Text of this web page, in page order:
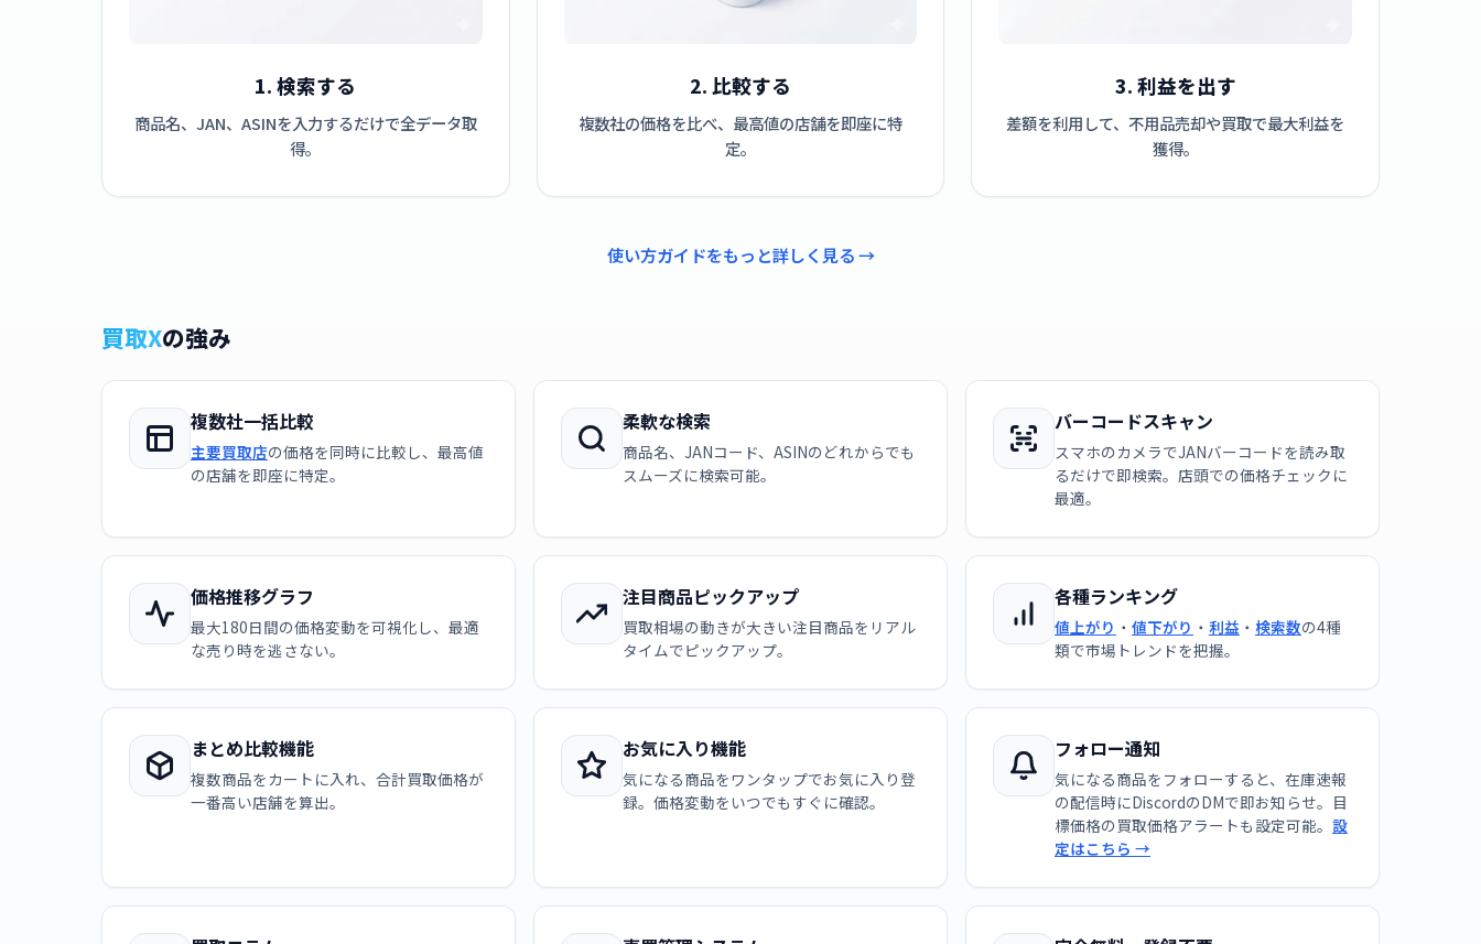
1. 検索する
商品名、JAN、ASINを入力するだけで全データ取
得。
2. 比較する
複数社の価格を比べ、最高値の店舗を即座に特
定。
3. 利益を出す
差額を利用して、不用品売却や買取で最大利益を
獲得。
使い方ガイドをもっと詳しく見る →
買取Xの強み
複数社一括比較
主要買取店の価格を同時に比較し、最高値
の店舗を即座に特定。
柔軟な検索
商品名、JANコード、ASINのどれからでも
スムーズに検索可能。
バーコードスキャン
スマホのカメラでJANバーコードを読み取
るだけで即検索。店頭での価格チェックに
最適。
価格推移グラフ
最大180日間の価格変動を可視化し、最適
な売り時を逃さない。
注目商品ピックアップ
買取相場の動きが大きい注目商品をリアル
タイムでピックアップ。
各種ランキング
値上がり ・ 値下がり ・ 利益 ・ 検索数の4種
類で市場トレンドを把握。
まとめ比較機能
複数商品をカートに入れ、合計買取価格が
一番高い店舗を算出。
お気に入り機能
気になる商品をワンタップでお気に入り登
録。価格変動をいつでもすぐに確認。
フォロー通知
気になる商品をフォローすると、在庫速報
の配信時にDiscordのDMで即お知らせ。目
標価格の買取価格アラートも設定可能。 設
定はこちら →